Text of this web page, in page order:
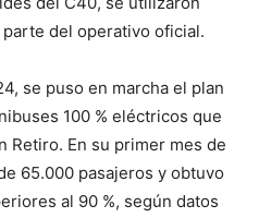
del operativo oficial.
se puso en marcha el plan
100 % eléctricos que
Retiro. En su primer mes de
65.000 pasajeros y obtuvo
al 90 %, según datos